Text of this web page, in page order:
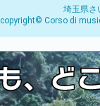
埼玉県さ
copyright© Corso di